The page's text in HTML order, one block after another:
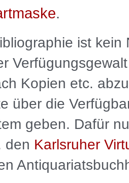
.
ist kein
Kopien etc.
über die
geben. Dafür
den Karlsruher